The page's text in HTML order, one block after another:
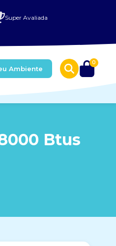
Super Avaliada
Ambiente
0
Btus